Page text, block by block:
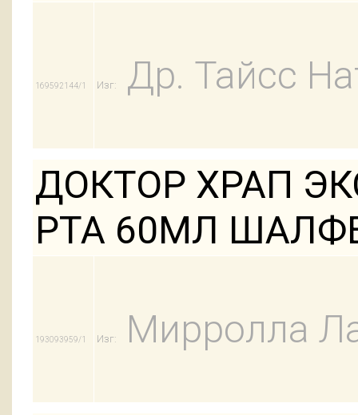
169592144/1 Изг: Др. Тайсс
ДОКТОР ХРАП
РТА 60МЛ
193093959/1 Изг: Мирролла